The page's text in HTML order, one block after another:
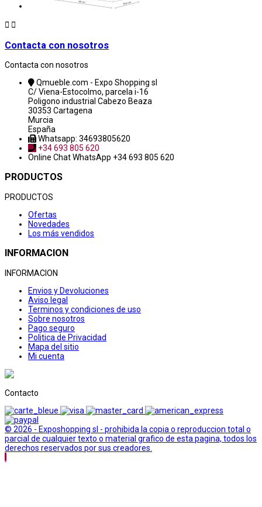
 
Contacta con nosotros
Contacta con nosotros
Qmueble.com - Expo Shopping sl
C/ Viena-Estocolmo, parcela i-16
Poligono industrial Cabezo Beaza
30353 Cartagena
Murcia
España
Whatsapp: 34693805620
+34 693 805 620
Online ChatWhatsApp +34 693 805 620
PRODUCTOS
PRODUCTOS
Ofertas
Novedades
Los más vendidos
INFORMACION
INFORMACION
Envios y Devoluciones
Aviso legal
Terminos y condiciones de uso
Sobre nosotros
Pago seguro
Politica de Privacidad
Mapa del sitio
Mi cuenta
Contacto
© 2026 - Exposhopping sl - prohibida la copia o reproduccion total o
parcial de cualquier texto o material grafico de esta pagina, todos los
derechos reservados por sus creadores.